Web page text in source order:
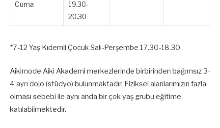
Cuma
19.30-
20.30
*7-12 Yaş Kıdemli Çocuk Salı-Perşembe 17.30-18.30
Aikimode Aiki Akademi merkezlerinde birbirinden bağımsız 3-
4 ayrı dojo (stüdyo) bulunmaktadır. Fiziksel alanlarımızın fazla
olması sebebi ile aynı anda bir çok yaş grubu eğitime
katılabilmektedir.